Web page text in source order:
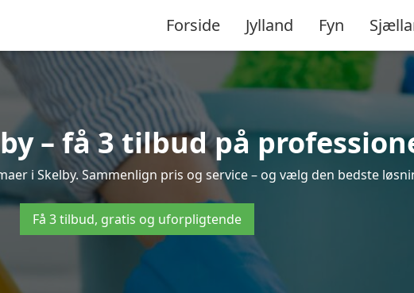
Forside Jylland Fyn
– få 3 tilbud på
i Skelby. Sammenlign pris og service – og vælg den bedste
Få 3 tilbud, gratis og uforpligtende